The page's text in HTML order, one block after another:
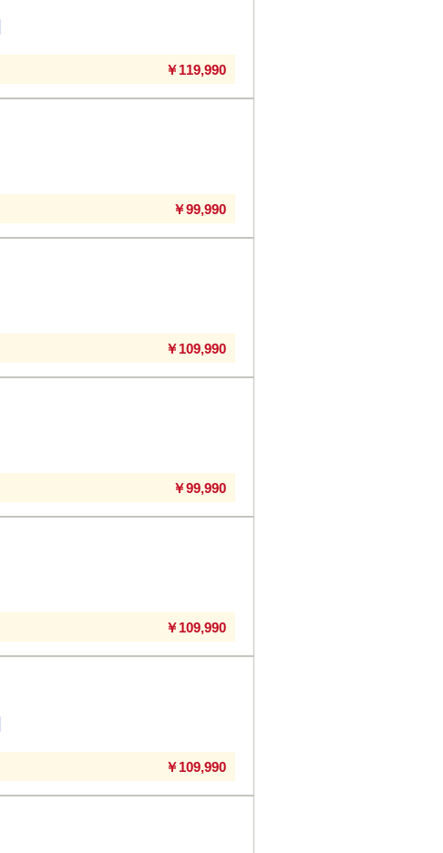
￥119,990
￥99,990
￥109,990
￥99,990
￥109,990
￥109,990